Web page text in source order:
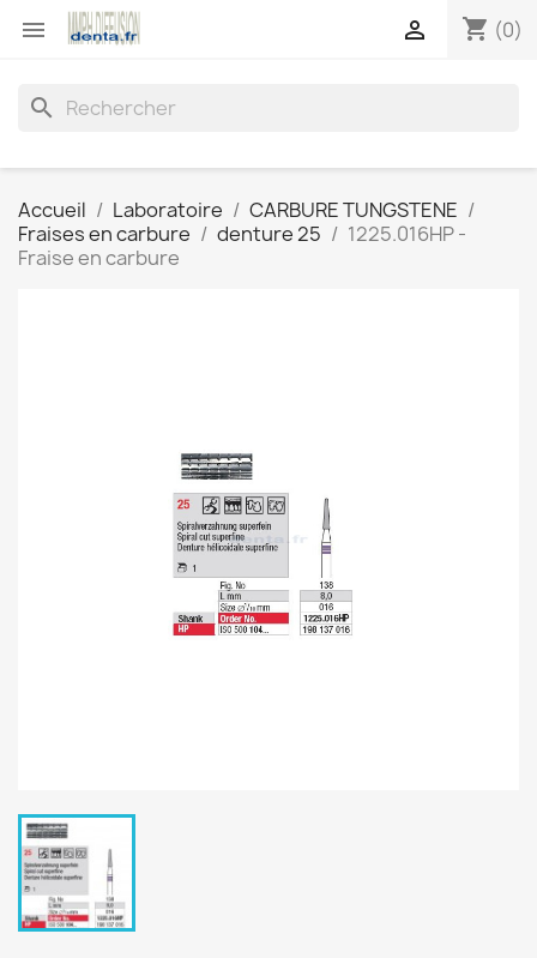
 shopping_cart (0)

search
Accueil Laboratoire
CARBURE TUNGSTENE
Fraises en carbure
denture 25
1225.016HP -
Fraise en carbure